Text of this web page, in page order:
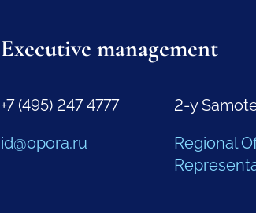
Executive management
+7 (495) 247 4777
id@opora.ru
2-y
Regional